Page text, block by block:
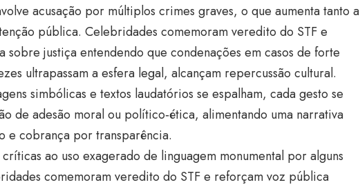
acusação por múltiplos crimes graves, o que aumenta tanto a
pública. Celebridades comemoram veredito do STF e
sobre justiça entendendo que condenações em casos de forte
ultrapassam a esfera legal, alcançam repercussão cultural.
simbólicas e textos laudatórios se espalham, cada gesto se
de adesão moral ou político‑ética, alimentando uma narrativa
e cobrança por transparência.
ao uso exagerado de linguagem monumental por alguns
comemoram veredito do STF e reforçam voz pública